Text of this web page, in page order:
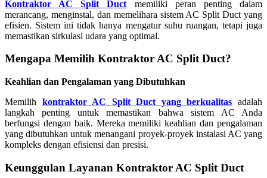
Kontraktor AC Split Duct
memiliki peran penting dalam
merancang, menginstal, dan memelihara sistem AC Split Duct yang
efisien. Sistem ini tidak hanya mengatur suhu ruangan, tetapi juga
memastikan sirkulasi udara yang optimal.
Mengapa Memilih Kontraktor AC Split Duct?
Keahlian dan Pengalaman yang Dibutuhkan
Memilih kontraktor AC Split Duct yang berkualitas adalah
langkah penting untuk memastikan bahwa sistem AC Anda
berfungsi dengan baik. Mereka memiliki keahlian dan pengalaman
yang dibutuhkan untuk menangani proyek-proyek instalasi AC yang
kompleks dengan efisiensi dan presisi.
Keunggulan Layanan Kontraktor AC Split Duct